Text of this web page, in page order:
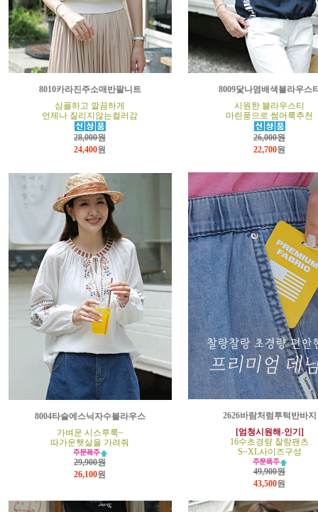
8010카라진주소매반팔니트
심플하고 깔끔하게
언제나 질리지않는컬러감
28,000원
24,400원
8009닻나염배색블라우스
시원한 블라우스티
마린풍으로 썸머룩추천
26,000원
22,700원
8004타슬에스닉자수블라우스
가벼운 시스루룩~
따가운햇살을 가려줘
29,900원
26,100원
2626바람처럼투턱반바지
[엄청시원해-인기]
16수초경량 찰랑팬츠
S~XL사이즈구성
49,900원
43,500원